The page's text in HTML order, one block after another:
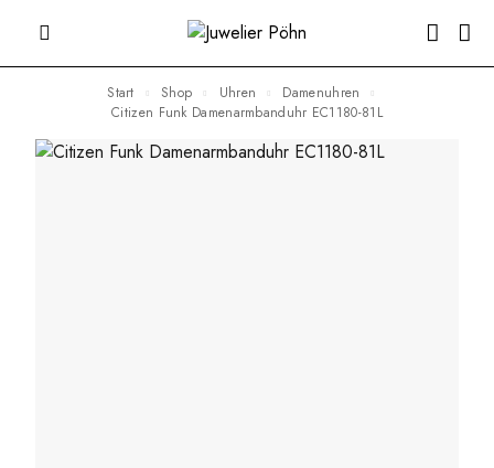
Start Shop Uhren
Damenuhren
Citizen Funk Damenarmbanduhr EC1180-81L